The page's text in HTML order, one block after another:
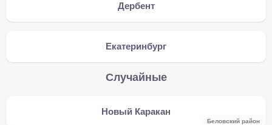
Дербент
Екатеринбург
Случайные
Новый Каракан
Беловский район